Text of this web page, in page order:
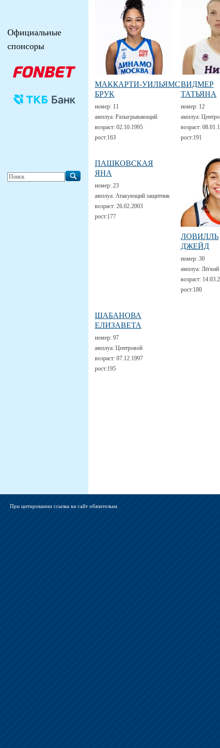
МАККАРТИ-УИЛЬЯМС
БРУК
номер: 11
амплуа: Разыгрывающий
возраст: 02.10.1995
рост:163
ВИДМЕР
ТАТЬЯНА
номер: 12
амплуа:
возраст:
рост:191
ПАШКОВСКАЯ
ЯНА
номер: 23
амплуа: Атакующий защитник
возраст: 26.02.2003
рост:177
ЛОВИЛЛЬ
ДЖЕЙД
номер: 30
амплуа:
возраст:
рост:180
ШАБАНОВА
ЕЛИЗАВЕТА
номер: 97
амплуа: Центровой
возраст: 07.12.1997
рост:195
Официальные
спонсоры
При цитировании ссылка на сайт обязательна